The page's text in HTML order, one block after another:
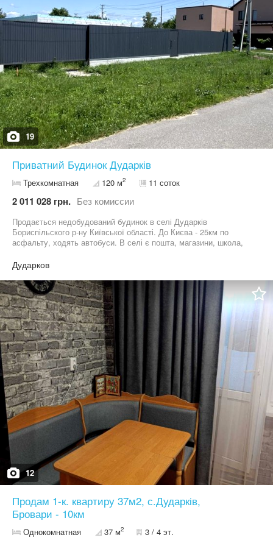
забудовника
19
Приватний Будинок Дударків
Трехкомнатная 120 м2 11 соток
2 011 028 грн. Без комиссии
Продається недобудований будинок в селі Дударків
Бориспільского р-ну Київської області. До Києва - 25км по
асфальту, ходять автобуси. В селі є пошта, магазини, школа,
забудову (є кадастровий номер) , 11 соток, кутова, 23м х 44м по
фасаду, паркан з металопрофілю на фундаменті. Проект
будинку узгоджений, одноповерховий 120м2 за планом. В 2024
залитий фундамент та побудовано перший поверх з газоблоку,
не перекрито, готові 2 септики з переливом. За проектом - 3
кімнати ( 16, 18.7 та 13.8м2 ) , кухня 15м2, 2 санвузла - 5.5 та
4.5м2, тераса, гардеробна, кухонна комора, котельня. На
ділянку підведена електрика, газ йде по вулиці, запроектована
свердловина на воду, але є можливість підключення
централізованого водопостачання. Проживають чудові сусіди.
Вартість ділянки та будинку - 45 000$, без комісії. Швидке
оформлення продажу, оперативний показ. За додатковою
інформацією звертайтесь за номером: 06*********54 Катерина
Дударков
12
Продам 1-к. квартиру 37м2, с.Дударків,
Бровари - 10км
Однокомнатная 37 м2 3 / 4 эт.